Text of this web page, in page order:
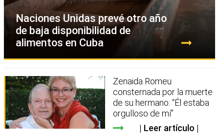
Naciones Unidas prevé otro año
de baja disponibilidad de
alimentos en Cuba
Zenaida Romeu
consternada por la muerte
de su hermano: “Él estaba
orgulloso de mí”
Leer artículo